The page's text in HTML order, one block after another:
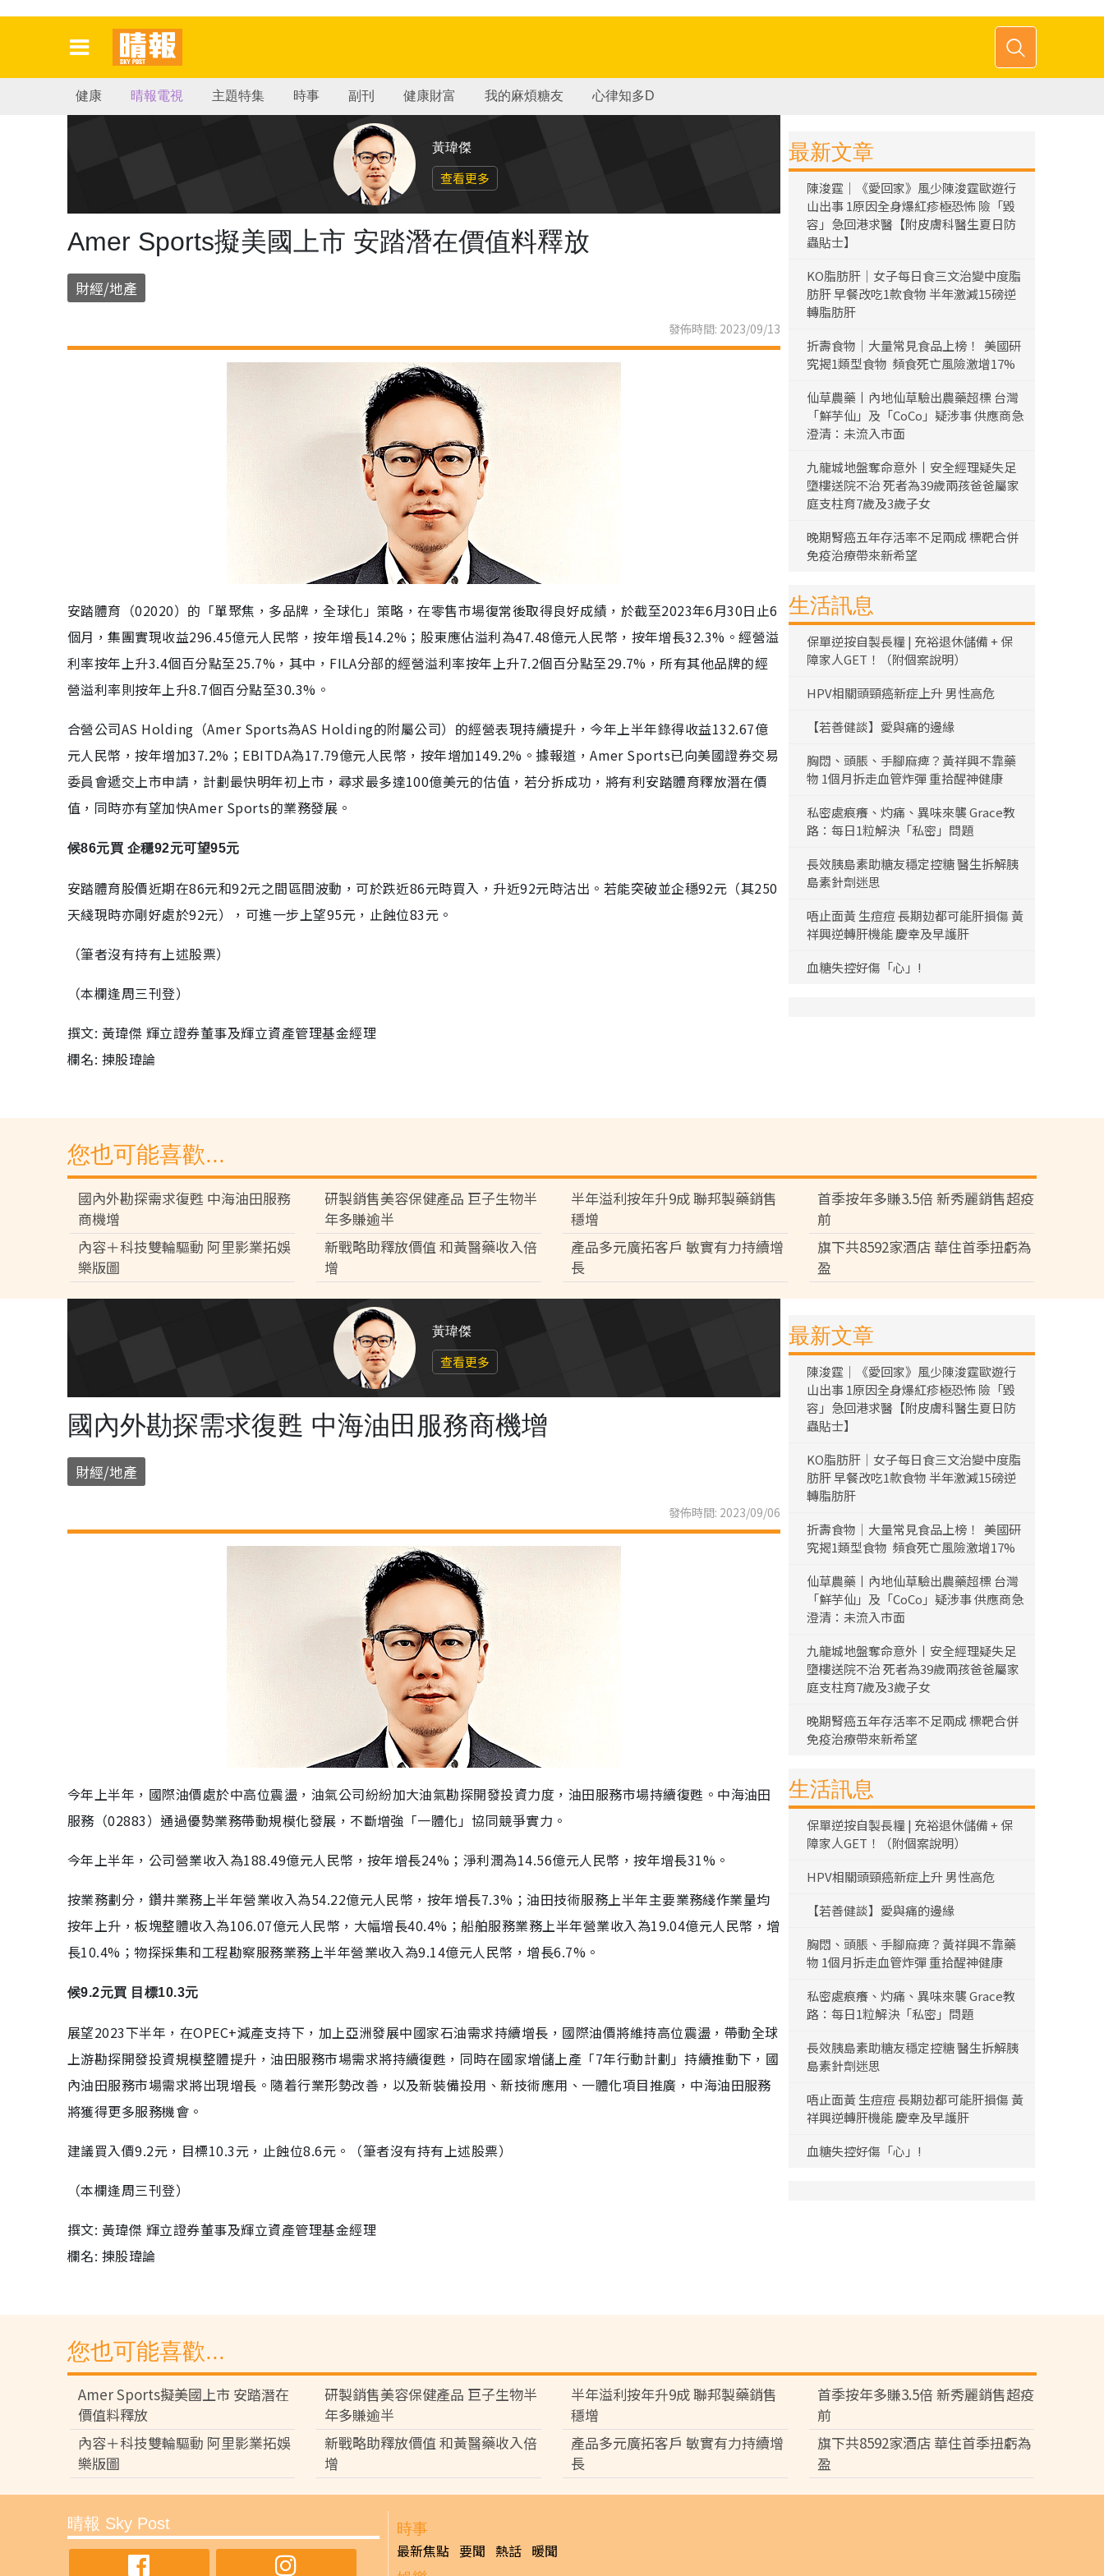
健康 晴報電視 主題特集 時事 副刊 健康財富 我的麻煩糖友 心律知多D
黃瑋傑
查看更多
Amer Sports擬美國上市 安踏潛在價值料釋放
財經/地產
發佈時間: 2023/09/13
安踏體育（02020）的「單聚焦，多品牌，全球化」策略，在零售市場復常後取得良好成績，於截至2023年6月30日止6
個月，集團實現收益296.45億元人民幣，按年增長14.2%；股東應佔溢利為47.48億元人民幣，按年增長32.3%。經營溢
利率按年上升3.4個百分點至25.7%，其中，FILA分部的經營溢利率按年上升7.2個百分點至29.7%，所有其他品牌的經
營溢利率則按年上升8.7個百分點至30.3%。
合營公司AS Holding（Amer Sports為AS Holding的附屬公司）的經營表現持續提升，今年上半年錄得收益132.67億
元人民幣，按年增加37.2%；EBITDA為17.79億元人民幣，按年增加149.2%。據報道，Amer Sports已向美國證券交易
委員會遞交上市申請，計劃最快明年初上市，尋求最多達100億美元的估值，若分拆成功，將有利安踏體育釋放潛在價
值，同時亦有望加快Amer Sports的業務發展。
候86元買 企穩92元可望95元
安踏體育股價近期在86元和92元之間區間波動，可於跌近86元時買入，升近92元時沽出。若能突破並企穩92元（其250
天綫現時亦剛好處於92元），可進一步上望95元，止蝕位83元。
（筆者沒有持有上述股票）
（本欄逢周三刊登）
撰文: 黃瑋傑 輝立證券董事及輝立資產管理基金經理
欄名: 揀股瑋論
最新文章
陳浚霆｜《愛回家》風少陳浚霆歐遊行
山出事 1原因全身爆紅疹極恐怖 險「毀
容」急回港求醫【附皮膚科醫生夏日防
蟲貼士】
KO脂肪肝｜女子每日食三文治變中度脂
肪肝 早餐改吃1款食物 半年激減15磅逆
轉脂肪肝
折壽食物｜大量常見食品上榜！ 美國研
究揭1類型食物 頻食死亡風險激增17%
仙草農藥丨內地仙草驗出農藥超標 台灣
「鮮芋仙」及「CoCo」疑涉事 供應商急
澄清：未流入市面
九龍城地盤奪命意外丨安全經理疑失足
墮樓送院不治 死者為39歲兩孩爸爸屬家
庭支柱育7歲及3歲子女
晚期腎癌五年存活率不足兩成 標靶合併
免疫治療帶來新希望
生活訊息
保單逆按自製長糧 | 充裕退休儲備 + 保
障家人GET！（附個案說明）
HPV相關頭頸癌新症上升 男性高危
【若善健談】愛與痛的邊緣
胸悶、頭脹、手腳麻痺？黃祥興不靠藥
物 1個月拆走血管炸彈 重拾醒神健康
私密處痕癢、灼痛、異味來襲 Grace教
路：每日1粒解決「私密」問題
長效胰島素助糖友穩定控糖 醫生拆解胰
島素針劑迷思
唔止面黃 生痘痘 長期攰都可能肝損傷 黃
祥興逆轉肝機能 慶幸及早護肝
血糖失控好傷「心」!
您也可能喜歡...
國內外勘探需求復甦 中海油田服務
商機增
研製銷售美容保健產品 巨子生物半
年多賺逾半
半年溢利按年升9成 聯邦製藥銷售
穩增
首季按年多賺3.5倍 新秀麗銷售超疫
前
內容＋科技雙輪驅動 阿里影業拓娛
樂版圖
新戰略助釋放價值 和黃醫藥收入倍
增
產品多元廣拓客戶 敏實有力持續增
長
旗下共8592家酒店 華住首季扭虧為
盈
黃瑋傑
查看更多
國內外勘探需求復甦 中海油田服務商機增
財經/地產
發佈時間: 2023/09/06
今年上半年，國際油價處於中高位震盪，油氣公司紛紛加大油氣勘探開發投資力度，油田服務市場持續復甦。中海油田
服務（02883）通過優勢業務帶動規模化發展，不斷增強「一體化」協同競爭實力。
今年上半年，公司營業收入為188.49億元人民幣，按年增長24%；淨利潤為14.56億元人民幣，按年增長31%。
按業務劃分，鑽井業務上半年營業收入為54.22億元人民幣，按年增長7.3%；油田技術服務上半年主要業務綫作業量均
按年上升，板塊整體收入為106.07億元人民幣，大幅增長40.4%；船舶服務業務上半年營業收入為19.04億元人民幣，增
長10.4%；物探採集和工程勘察服務業務上半年營業收入為9.14億元人民幣，增長6.7%。
候9.2元買 目標10.3元
展望2023下半年，在OPEC+減產支持下，加上亞洲發展中國家石油需求持續增長，國際油價將維持高位震盪，帶動全球
上游勘探開發投資規模整體提升，油田服務市場需求將持續復甦，同時在國家增儲上產「7年行動計劃」持續推動下，國
內油田服務市場需求將出現增長。隨着行業形勢改善，以及新裝備投用、新技術應用、一體化項目推廣，中海油田服務
將獲得更多服務機會。
建議買入價9.2元，目標10.3元，止蝕位8.6元。（筆者沒有持有上述股票）
（本欄逢周三刊登）
撰文: 黃瑋傑 輝立證券董事及輝立資產管理基金經理
欄名: 揀股瑋論
最新文章
陳浚霆｜《愛回家》風少陳浚霆歐遊行
山出事 1原因全身爆紅疹極恐怖 險「毀
容」急回港求醫【附皮膚科醫生夏日防
蟲貼士】
KO脂肪肝｜女子每日食三文治變中度脂
肪肝 早餐改吃1款食物 半年激減15磅逆
轉脂肪肝
折壽食物｜大量常見食品上榜！ 美國研
究揭1類型食物 頻食死亡風險激增17%
仙草農藥丨內地仙草驗出農藥超標 台灣
「鮮芋仙」及「CoCo」疑涉事 供應商急
澄清：未流入市面
九龍城地盤奪命意外丨安全經理疑失足
墮樓送院不治 死者為39歲兩孩爸爸屬家
庭支柱育7歲及3歲子女
晚期腎癌五年存活率不足兩成 標靶合併
免疫治療帶來新希望
生活訊息
保單逆按自製長糧 | 充裕退休儲備 + 保
障家人GET！（附個案說明）
HPV相關頭頸癌新症上升 男性高危
【若善健談】愛與痛的邊緣
胸悶、頭脹、手腳麻痺？黃祥興不靠藥
物 1個月拆走血管炸彈 重拾醒神健康
私密處痕癢、灼痛、異味來襲 Grace教
路：每日1粒解決「私密」問題
長效胰島素助糖友穩定控糖 醫生拆解胰
島素針劑迷思
唔止面黃 生痘痘 長期攰都可能肝損傷 黃
祥興逆轉肝機能 慶幸及早護肝
血糖失控好傷「心」!
您也可能喜歡...
Amer Sports擬美國上市 安踏潛在
價值料釋放
研製銷售美容保健產品 巨子生物半
年多賺逾半
半年溢利按年升9成 聯邦製藥銷售
穩增
首季按年多賺3.5倍 新秀麗銷售超疫
前
內容＋科技雙輪驅動 阿里影業拓娛
樂版圖
新戰略助釋放價值 和黃醫藥收入倍
增
產品多元廣拓客戶 敏實有力持續增
長
旗下共8592家酒店 華住首季扭虧為
盈
晴報 Sky Post 時事
最新焦點 要聞 熱話 暖聞